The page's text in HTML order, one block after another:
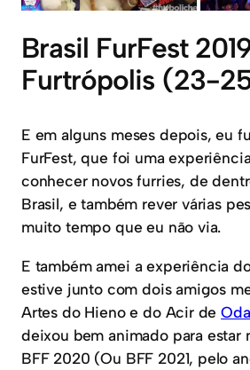
Brasil FurFest
Furtrópolis (23-
E em alguns meses depois, eu
FurFest, que foi uma
conhecer novos furries, de
Brasil, e também rever várias
muito tempo que eu não via.
E também amei a experiência
estive junto com dois amigos
Artes do Hieno e do Acir de
deixou bem animado para estar
BFF 2020 (Ou BFF 2021, pelo